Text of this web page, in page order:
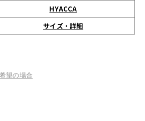
HYACCA
サイズ・詳細
望の場合